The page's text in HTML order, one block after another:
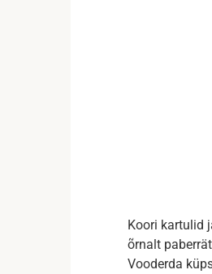
Koori kartulid
õrnalt
Vooderda